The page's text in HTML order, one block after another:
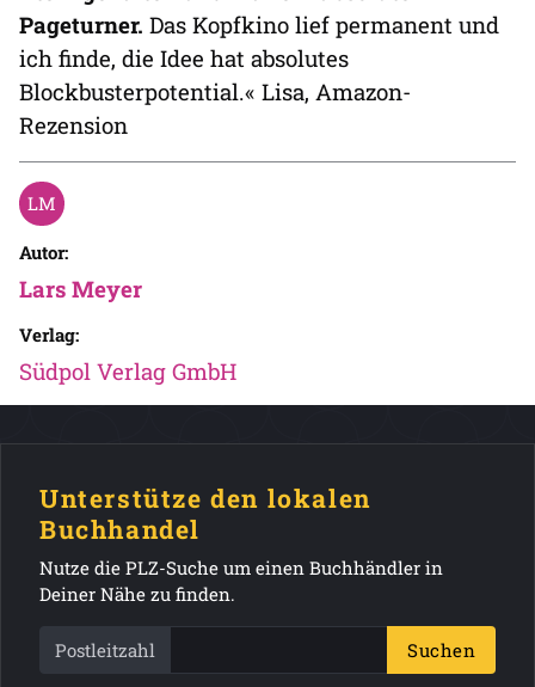
Pageturner. Das Kopfkino lief permanent und
ich finde, die Idee hat absolutes
Blockbusterpotential.« Lisa, Amazon-
Rezension
Autor:
Lars Meyer
Verlag:
Südpol Verlag GmbH
Unterstütze den lokalen
Buchhandel
Nutze die PLZ-Suche um einen Buchhändler in
Deiner Nähe zu finden.
Postleitzahl Suchen